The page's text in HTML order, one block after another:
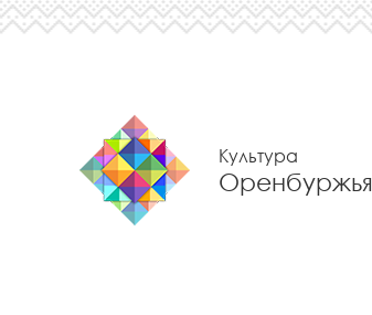
Культура
Оренбуржья